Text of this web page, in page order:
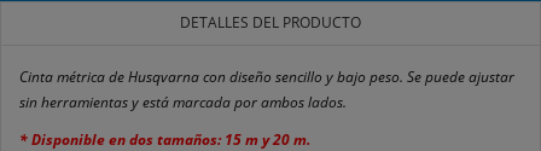
DETALLES DEL PRODUCTO
Cinta métrica de Husqvarna con diseño sencillo y bajo peso. Se puede ajustar
sin herramientas y está marcada por ambos lados.
* Disponible en dos tamaños: 15 m y 20 m.